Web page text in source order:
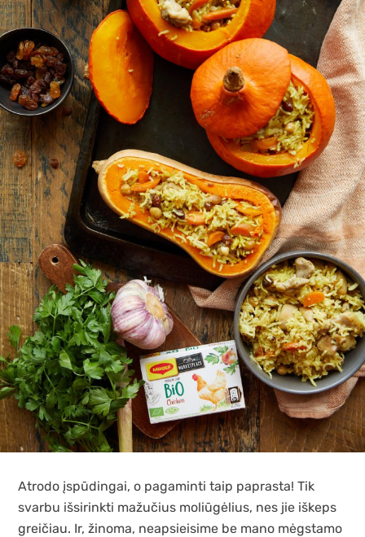
Atrodo įspūdingai, o pagaminti taip paprasta! Tik
svarbu išsirinkti mažučius moliūgėlius, nes jie iškeps
greičiau. Ir, žinoma, neapsieisime be mano mėgstamo